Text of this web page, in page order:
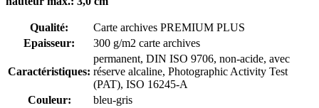
Qualité:
Carte archives PREMIUM PLUS
Epaisseur:
300 g/m2 carte archives
Caractéristiques:
permanent, DIN ISO 9706, non-acide, avec
réserve alcaline, Photographic Activity Test
(PAT), ISO 16245-A
Couleur:
bleu-gris